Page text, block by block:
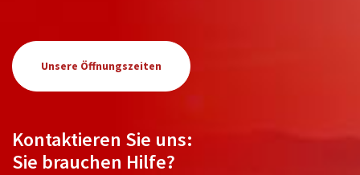
Unsere Öffnungszeiten
Kontaktieren Sie uns:
Sie brauchen Hilfe?